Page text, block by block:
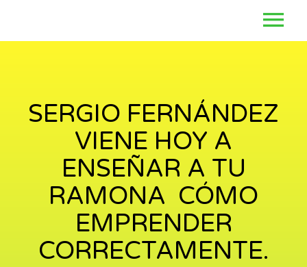
SERGIO FERNÁNDEZ
VIENE HOY A
ENSEÑAR A TU
RAMONA CÓMO
EMPRENDER
CORRECTAMENTE.